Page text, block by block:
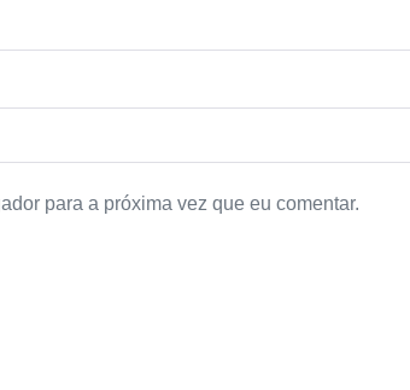
para a próxima vez que eu comentar.